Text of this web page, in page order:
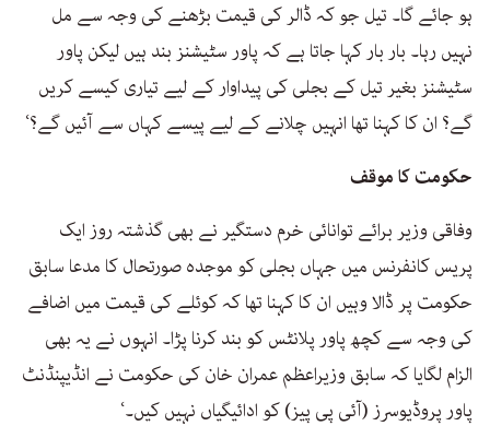
ہو جائے گا۔ تیل جو کہ ڈالر کی قیمت بڑھنے کی وجہ سے مل
نہیں رہا۔ بار بار کہا جاتا ہے کہ پاور سٹیشنز بند ہیں لیکن پاور
سٹیشنز بغیر تیل کے بجلی کی پیداوار کے لیے تیاری کیسے کریں
گے؟ ان کا کہنا تھا انہیں چلانے کے لیے پیسے کہاں سے آئیں گے؟‘
حکومت کا موقف
وفاقی وزیر برائے توانائی خرم دستگیر نے بھی گذشتہ روز ایک
پریس کانفرنس میں جہاں بجلی کو موجدہ صورتحال کا مدعا سابق
حکومت پر ڈالا وہیں ان کا کہنا تھا کہ کوئلے کی قیمت میں اضافے
کی وجہ سے کچھ پاور پلانٹس کو بند کرنا پڑا۔ انہوں نے یہ بھی
الزام لگایا کہ سابق وزیراعظم عمران خان کی حکومت نے انڈیپنڈنٹ
پاور پروڈیوسرز (آئی پی پیز) کو ادائیگیاں نہیں کیں۔‘